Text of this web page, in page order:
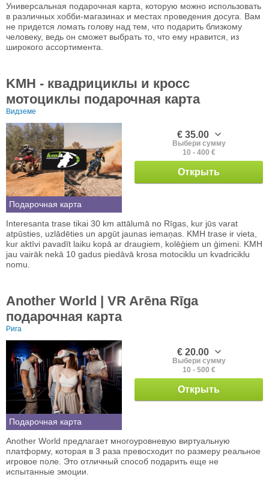
Универсальная подарочная карта, которую можно использовать
в различных хобби-магазинах и местах проведения досуга. Вам
не придется ломать голову над тем, что подарить близкому
человеку, ведь он сможет выбрать то, что ему нравится, из
широкого ассортимента.
KMH - квадрициклы и кросс
мотоциклы подарочная карта
Видземе
Подарочная карта
€ 35.00
Выбери сумму
10 - 400 €
Открыть
Interesanta trase tikai 30 km attālumā no Rīgas, kur jūs varat
atpūsties, uzlādēties un apgūt jaunas iemaņas. KMH trase ir vieta,
kur aktīvi pavadīt laiku kopā ar draugiem, kolēģiem un ģimeni. KMH
jau vairāk nekā 10 gadus piedāvā krosa motociklu un kvadriciklu
nomu.
Another World | VR Arēna Rīga
подарочная карта
Рига
Подарочная карта
€ 20.00
Выбери сумму
10 - 500 €
Открыть
Another World предлагает многоуровневую виртуальную
платформу, которая в 3 раза превосходит по размеру реальное
игровое поле. Это отличный способ подарить еще не
испытанные эмоции.